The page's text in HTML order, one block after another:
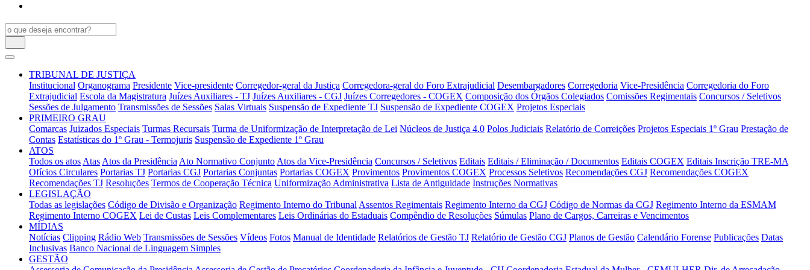
TRIBUNAL DE JUSTIÇA
Institucional Organograma Presidente Vice-presidente Corregedor-geral da Justiça Corregedora-geral do Foro Extrajudicial Desembargadores Corregedoria Vice-Presidência Corregedoria do Foro
Extrajudicial Escola da Magistratura Juízes Auxiliares - TJ Juízes Auxiliares - CGJ Juízes Corregedores - COGEX Composição dos Órgãos Colegiados Comissões Regimentais Concursos / Seletivos
Sessões de Julgamento Transmissões de Sessões Salas Virtuais Suspensão de Expediente TJ Suspensão de Expediente COGEX Projetos Especiais
PRIMEIRO GRAU
Comarcas Juizados Especiais Turmas Recursais Turma de Uniformização de Interpretação de Lei Núcleos de Justiça 4.0 Polos Judiciais Relatório de Correições Projetos Especiais 1º Grau Prestação de
Contas Estatísticas do 1º Grau - Termojuris Suspensão de Expediente 1º Grau
ATOS
Todos os atos Atas Atos da Presidência Ato Normativo Conjunto Atos da Vice-Presidência Concursos / Seletivos Editais Editais / Eliminação / Documentos Editais COGEX Editais Inscrição TRE-MA
Ofícios Circulares Portarias TJ Portarias CGJ Portarias Conjuntas Portarias COGEX Provimentos Provimentos COGEX Processos Seletivos Recomendações CGJ Recomendações COGEX
Recomendações TJ Resoluções Termos de Cooperação Técnica Uniformização Administrativa Lista de Antiguidade Instruções Normativas
LEGISLAÇÃO
Todas as legislações Código de Divisão e Organização Regimento Interno do Tribunal Assentos Regimentais Regimento Interno da CGJ Código de Normas da CGJ Regimento Interno da ESMAM
Regimento Interno COGEX Lei de Custas Leis Complementares Leis Ordinárias do Estaduais Compêndio de Resoluções Súmulas Plano de Cargos, Carreiras e Vencimentos
MÍDIAS
Notícias Clipping Rádio Web Transmissões de Sessões Vídeos Fotos Manual de Identidade Relatórios de Gestão TJ Relatório de Gestão CGJ Planos de Gestão Calendário Forense Publicações Datas
Inclusivas Banco Nacional de Linguagem Simples
GESTÃO